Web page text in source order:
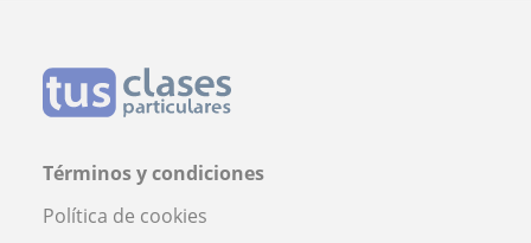
Términos y condiciones
Política de cookies